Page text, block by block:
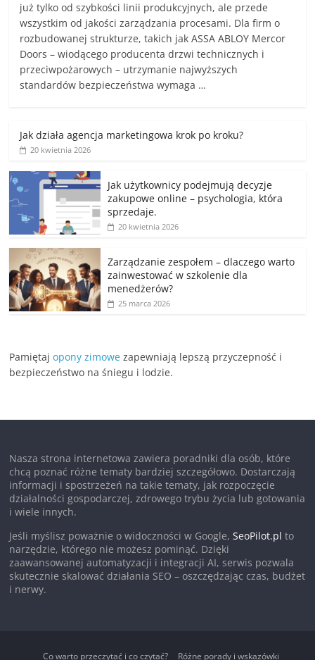
już tylko od szybkości linii produkcyjnych, ale przede
wszystkim od jakości zarządzania procesami. Dla firm o
rozbudowanej strukturze, takich jak ASSA ABLOY Mercor
Doors – wiodącego producenta drzwi technicznych i
przeciwpożarowych – utrzymanie najwyższych
standardów bezpieczeństwa wymaga …
Jak działa agencja marketingowa krok po kroku?
20 kwietnia 2026
Jak użytkownicy podejmują decyzje
zakupowe online – psychologia, która
sprzedaje.
20 kwietnia 2026
Zarządzanie zespołem – dlaczego warto
zainwestować w szkolenie dla
menedżerów?
25 marca 2026
Pamiętajopony zimowe zapewniają lepszą przyczepność i
bezpieczeństwo na śniegu i lodzie.
Nasza strona internetowa zawiera poradniki dla osób, które
chcą poznać różne tematy bardziej szczegółowo. Dostarczają
informacji i spostrzeżeń na takie tematy, jak rozpoczęcie
działalności gospodarczej, zdrowego trybu życia lub gotowania
i wiele innych.
Jeśli myślisz poważnie o widoczności w Google,SeoPilot.pl to
narzędzie, którego nie możesz pominąć. Dzięki
zaawansowanej automatyzacji i integracji AI, serwis pozwala
skutecznie skalować działania SEO – oszczędzając czas, budżet
i nerwy.
Co warto przeczytać i co czytać? Różne porady i wskazówki